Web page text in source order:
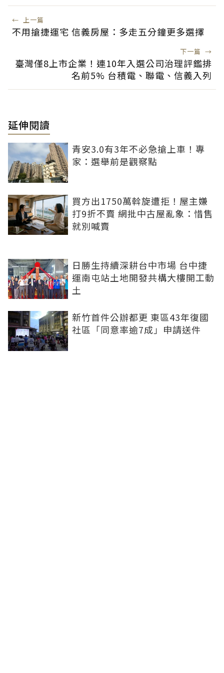
← 上一篇
不用搶捷運宅 信義房屋：多走五分鐘更多選擇
下一篇 →
臺灣僅8上市企業！連10年入選公司治理評鑑排
名前5% 台積電、聯電、信義入列
延伸閱讀
青安3.0有3年不必急搶上車！專
家：選舉前是觀察點
買方出1750萬斡旋遭拒！屋主嫌
打9折不賣 網批中古屋亂象：惜售
就別喊賣
日勝生持續深耕台中市場 台中捷
運南屯站土地開發共構大樓開工動
土
新竹首件公辦都更 東區43年復國
社區「同意率逾7成」申請送件